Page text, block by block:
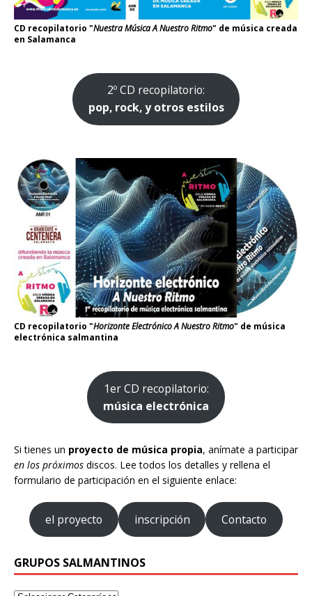
CD recopilatorio "Nuestra Música A Nuestro Ritmo" de música creada
en Salamanca
2º CD recopilatorio:
pop, rock, y otros estilos
CD recopilatorio "Horizonte Electrónico A Nuestro Ritmo" de música
electrónica salmantina
1er CD recopilatorio:
música electrónica
Si tienes un proyecto de música propia, anímate a participar
en los próximos discos. Lee todos los detalles y rellena el
formulario de participación en el siguiente enlace:
el proyecto inscripción Contacto
GRUPOS SALMANTINOS